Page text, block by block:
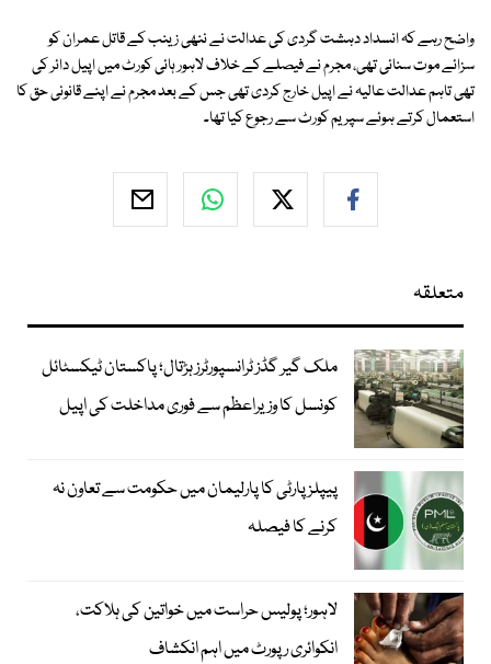
واضح رہے کہ انسداد دہشت گردی کی عدالت نے ننھی زینب کے قاتل عمران کو
سزائے موت سنائی تھی، مجرم نے فیصلے کے خلاف لاہور ہائی کورٹ میں اپیل دائر کی
تھی تاہم عدالت عالیہ نے اپیل خارج کردی تھی جس کے بعد مجرم نے اپنے قانونی حق کا
استعمال کرتے ہوئے سپریم کورٹ سے رجوع کیا تھا۔
متعلقہ
ملک گیر گڈز ٹرانسپورٹرز ہڑتال؛ پاکستان ٹیکسٹائل
کونسل کا وزیراعظم سے فوری مداخلت کی اپیل
پیپلزپارٹی کا پارلیمان میں حکومت سے تعاون نہ
کرنے کا فیصلہ
لاہور؛ پولیس حراست میں خواتین کی ہلاکت،
انکوائری رپورٹ میں اہم انکشاف